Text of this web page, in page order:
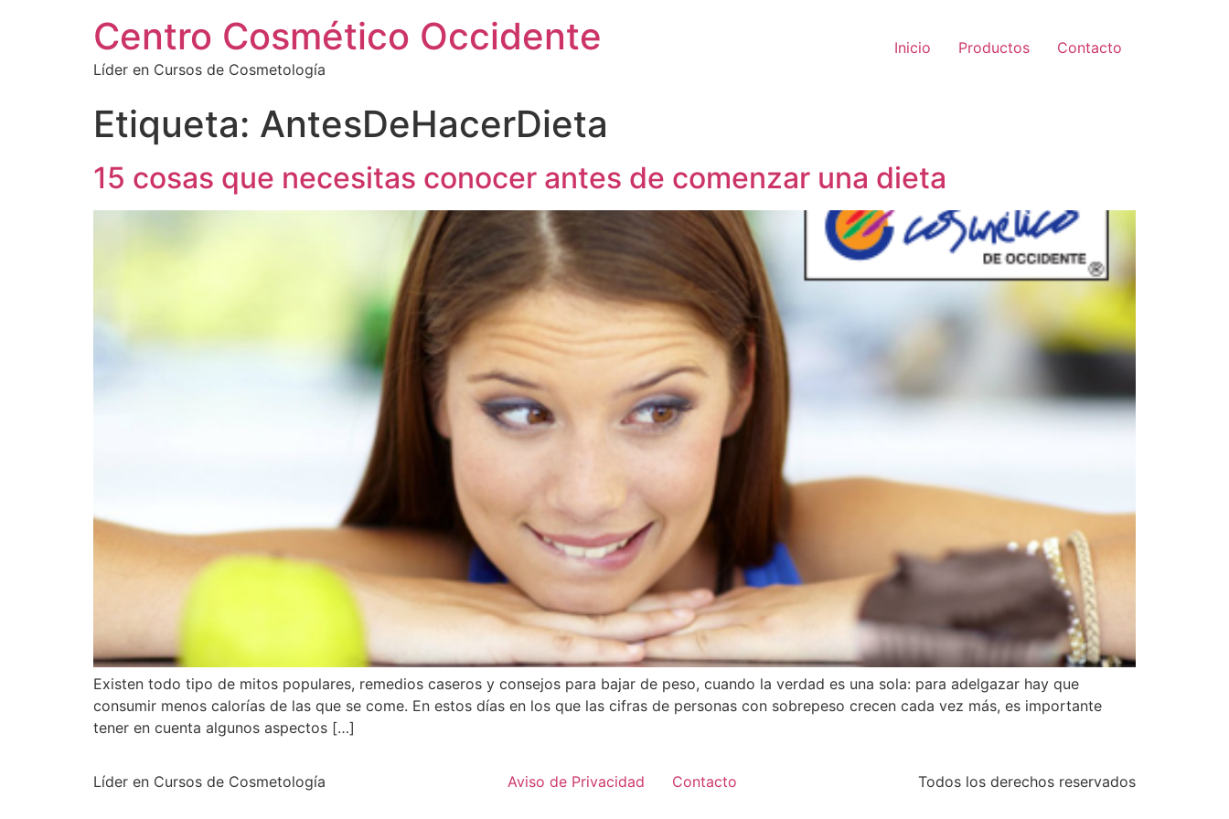
Centro Cosmético Occidente
Líder en Cursos de Cosmetología
Inicio Productos Contacto
Etiqueta: AntesDeHacerDieta
15 cosas que necesitas conocer antes de comenzar una dieta
Existen todo tipo de mitos populares, remedios caseros y consejos para bajar de peso, cuando la verdad es una sola: para adelgazar hay que
consumir menos calorías de las que se come. En estos días en los que las cifras de personas con sobrepeso crecen cada vez más, es importante
tener en cuenta algunos aspectos […]
Líder en Cursos de Cosmetología Aviso de Privacidad Contacto Todos los derechos reservados